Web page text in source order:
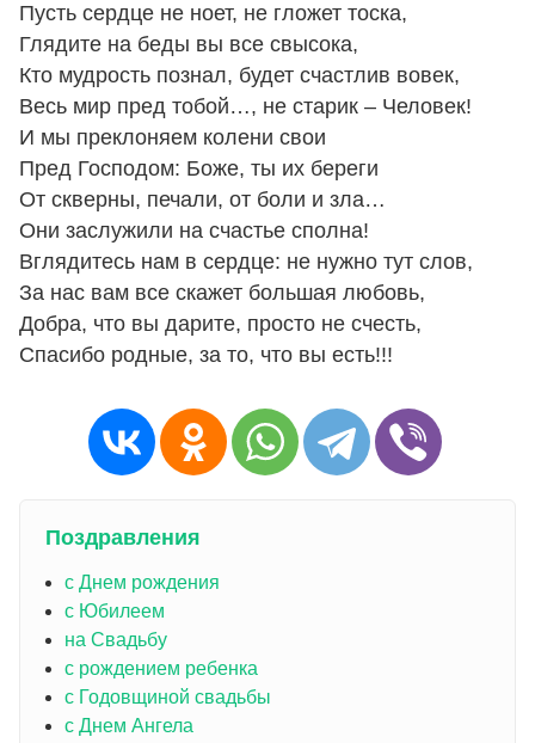
Пусть сердце не ноет, не гложет тоска,
Глядите на беды вы все свысока,
Кто мудрость познал, будет счастлив вовек,
Весь мир пред тобой…, не старик – Человек!
И мы преклоняем колени свои
Пред Господом: Боже, ты их береги
От скверны, печали, от боли и зла…
Они заслужили на счастье сполна!
Вглядитесь нам в сердце: не нужно тут слов,
За нас вам все скажет большая любовь,
Добра, что вы дарите, просто не счесть,
Спасибо родные, за то, что вы есть!!!
Поздравления
с Днем рождения
с Юбилеем
на Свадьбу
с рождением ребенка
с Годовщиной свадьбы
с Днем Ангела